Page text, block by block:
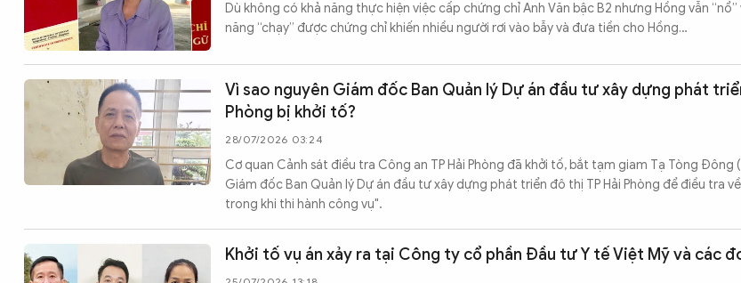
Dù không có khả năng thực hiện việc cấp chứng chỉ Anh Văn bậc B2 nhưng Hồng vẫn
năng “chạy” được chứng chỉ khiến nhiều người rơi vào bẫy và đưa tiền cho Hồng…
Vì sao nguyên Giám đốc Ban Quản lý Dự án đầu tư xây dựng phát
Phòng bị khởi tố?
28/07/2026 03:24
Cơ quan Cảnh sát điều tra Công an TP Hải Phòng đã khởi tố, bắt tạm giam Tạ Tòng Đông
Giám đốc Ban Quản lý Dự án đầu tư xây dựng phát triển đô thị TP Hải Phòng để điều tra
trong khi thi hành công vụ".
Khởi tố vụ án xảy ra tại Công ty cổ phần Đầu tư Y tế Việt Mỹ và các